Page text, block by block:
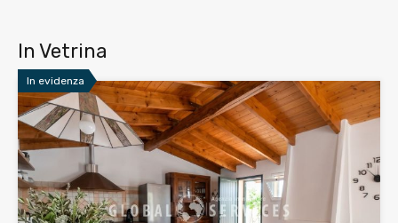
In Vetrina
In evidenza